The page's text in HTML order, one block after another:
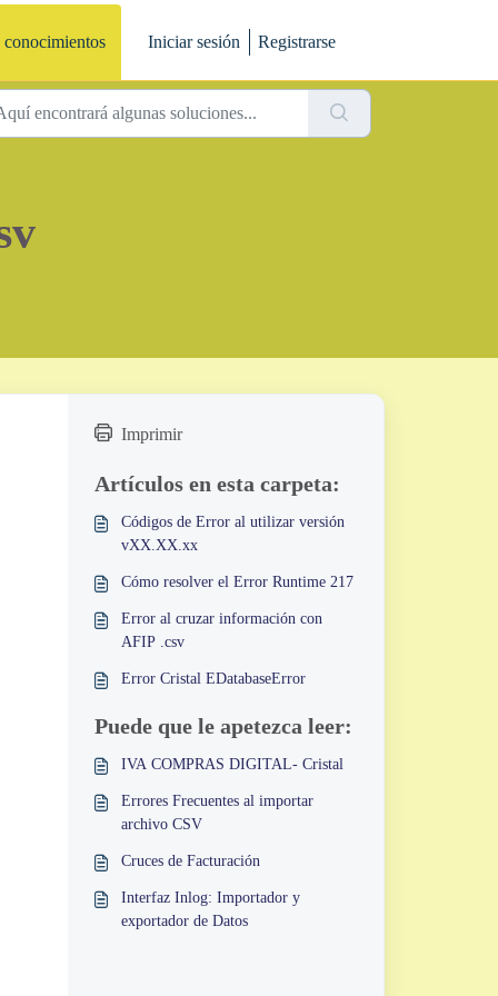
conocimientos Iniciar sesión Registrarse
Imprimir
Artículos en esta carpeta:
Códigos de Error al utilizar versión
vXX.XX.xx
Cómo resolver el Error Runtime 217
Error al cruzar información con
AFIP .csv
Error Cristal EDatabaseError
Puede que le apetezca leer:
IVA COMPRAS DIGITAL- Cristal
Errores Frecuentes al importar
archivo CSV
Cruces de Facturación
Interfaz Inlog: Importador y
exportador de Datos